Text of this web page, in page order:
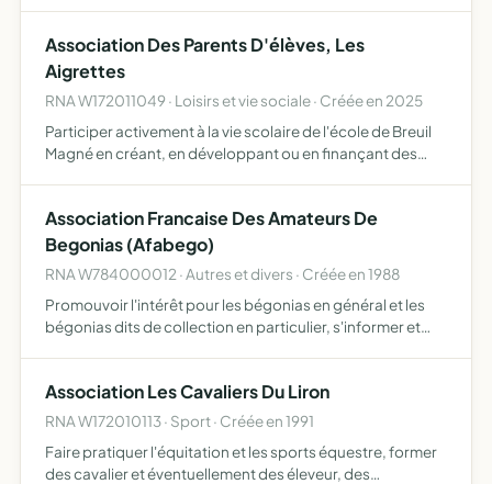
Association Des Parents D'élèves, Les
Aigrettes
RNA W172011049 · Loisirs et vie sociale · Créée en 2025
Participer activement à la vie scolaire de l'école de Breuil
Magné en créant, en développant ou en finançant des
Association Francaise Des Amateurs De
Begonias (Afabego)
RNA W784000012 · Autres et divers · Créée en 1988
Promouvoir l'intérêt pour les bégonias en général et les
bégonias dits de collection en particulier, s'informer et
Association Les Cavaliers Du Liron
RNA W172010113 · Sport · Créée en 1991
Faire pratiquer l'équitation et les sports équestre, former
des cavalier et éventuellement des éleveur, des